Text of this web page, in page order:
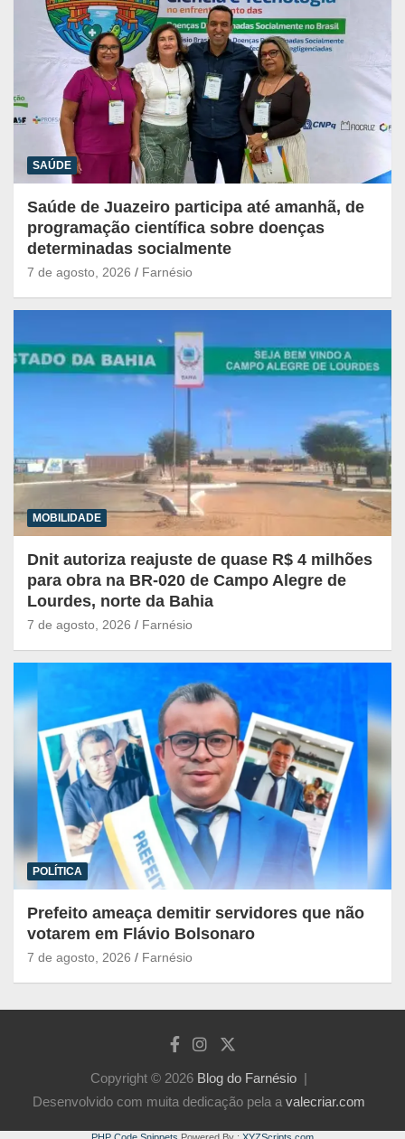
SAÚDE
Saúde de Juazeiro participa até amanhã, de
programação científica sobre doenças
determinadas socialmente
7 de agosto, 2026 Farnésio
MOBILIDADE
Dnit autoriza reajuste de quase R$ 4 milhões
para obra na BR-020 de Campo Alegre de
Lourdes, norte da Bahia
7 de agosto, 2026 Farnésio
POLÍTICA
Prefeito ameaça demitir servidores que não
votarem em Flávio Bolsonaro
7 de agosto, 2026 Farnésio
Copyright © 2026 Blog do Farnésio
Desenvolvido com muita dedicação pela a valecriar.com